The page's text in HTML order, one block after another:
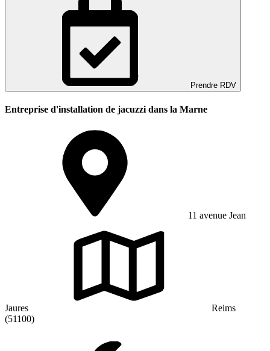
Prendre RDV
Entreprise d'installation de jacuzzi dans la Marne
11 avenue Jean
Jaures
Reims
(51100)